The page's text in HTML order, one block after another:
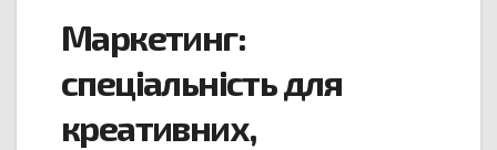
Маркетинг:
спеціальність для
креативних,